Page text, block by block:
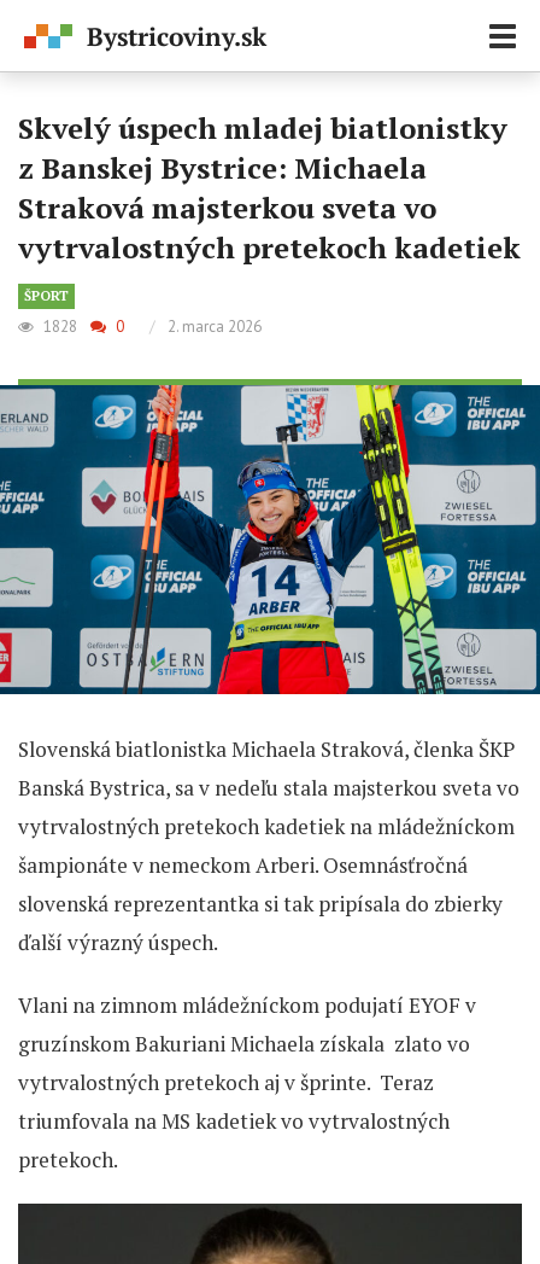
Skvelý úspech mladej biatlonistky
z Banskej Bystrice: Michaela
Straková majsterkou sveta vo
vytrvalostných pretekoch kadetiek
ŠPORT
1828 0 / 2. marca 2026
Slovenská biatlonistka Michaela Straková, členka ŠKP
Banská Bystrica, sa v nedeľu stala majsterkou sveta vo
vytrvalostných pretekoch kadetiek na mládežníckom
šampionáte v nemeckom Arberi. Osemnásťročná
slovenská reprezentantka si tak pripísala do zbierky
ďalší výrazný úspech.
Vlani na zimnom mládežníckom podujatí EYOF v
gruzínskom Bakuriani Michaela získala zlato vo
vytrvalostných pretekoch aj v šprinte. Teraz
triumfovala na MS kadetiek vo vytrvalostných
pretekoch.